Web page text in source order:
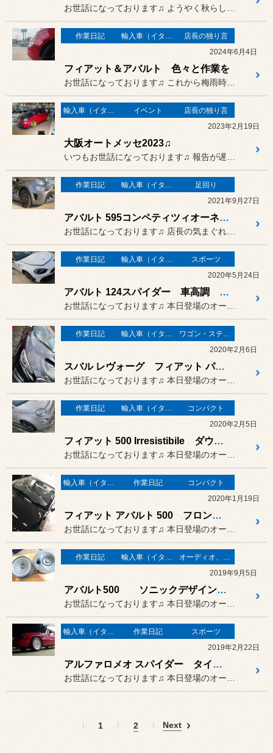
作業日記 輸入車（イタリア車）の作業
店長の独り言
2024年6月4日
フィアット＆アバルト 色々と作業を
輸入車（イタリア車）の作業 イベント
店長の独り言
2023年2月19日
大阪オートメッセ2023♫
作業日記 輸入車（イタリア車）の作業
足回り
2021年9月27日
アバルト 595コンペティツィオーネ ショックアブソーバー 交換
作業日記 輸入車（イタリア車）の作業
スポーツ
2020年5月24日
アバルト 124スパイダー 車高調 ドラレコ スタビライザー などなど
作業日記 輸入車（イタリア車）の作業
ワゴン・ステーションワゴン
2020年2月6日
スバル レヴォーグ フィアット パンダ ナビ、バックカメラ取付け♫
作業日記 輸入車（イタリア車）の作業
コンパクト
2020年2月5日
フィアット 500 Irresistibile ダウンスプリング フィルム コーティング
輸入車（イタリア車）の作業 作業日記
コンパクト
2020年1月19日
フィアット アバルト 500 フロントガラス交換♫
作業日記 輸入車（イタリア車）の作業
オーディオ、カーナビ、モニター の取り付け
2019年9月5日
アバルト500 ソニックデザインスピーカー 取り付け♫
輸入車（イタリア車）の作業 作業日記
スポーツ
2019年2月22日
アルファロメオ スパイダー タイヤ交換♫
1 2 Next